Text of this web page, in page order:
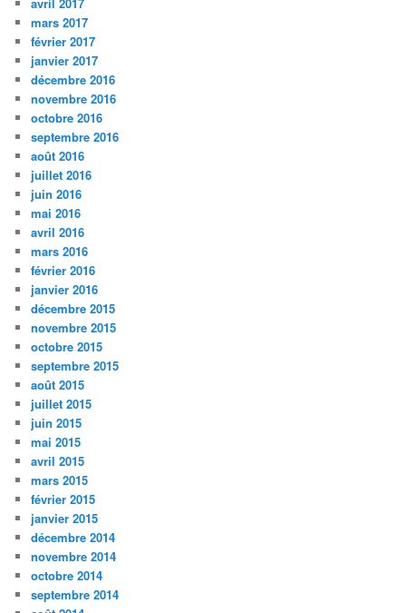
mars 2017
février 2017
janvier 2017
décembre 2016
novembre 2016
octobre 2016
septembre 2016
août 2016
juillet 2016
juin 2016
mai 2016
avril 2016
mars 2016
février 2016
janvier 2016
décembre 2015
novembre 2015
octobre 2015
septembre 2015
août 2015
juillet 2015
juin 2015
mai 2015
avril 2015
mars 2015
février 2015
janvier 2015
décembre 2014
novembre 2014
octobre 2014
septembre 2014